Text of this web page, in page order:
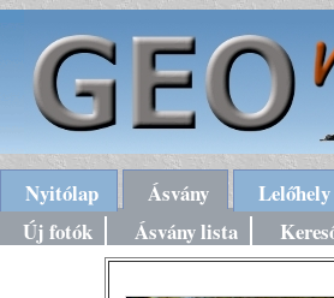
Nyitólap Ásvány Lelőhely
Új fotók
Ásvány lista